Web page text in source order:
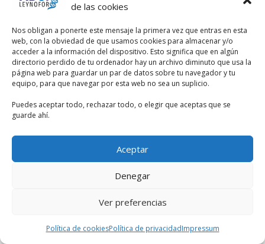
de las cookies
Nos obligan a ponerte este mensaje la primera vez que entras en esta
web, con la obviedad de que usamos cookies para almacenar y/o
acceder a la información del dispositivo. Esto significa que en algún
directorio perdido de tu ordenador hay un archivo diminuto que usa la
página web para guardar un par de datos sobre tu navegador y tu
equipo, para que navegar por esta web no sea un suplicio.
Puedes aceptar todo, rechazar todo, o elegir que aceptas que se
guarde ahí.
Aceptar
Denegar
Ver preferencias
Política de cookiesPolítica de privacidadImpressum